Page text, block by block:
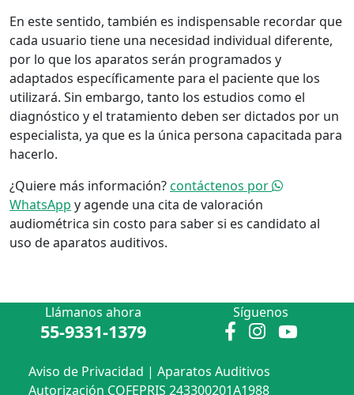
En este sentido, también es indispensable recordar que
cada usuario tiene una necesidad individual diferente,
por lo que los aparatos serán programados y
adaptados específicamente para el paciente que los
utilizará. Sin embargo, tanto los estudios como el
diagnóstico y el tratamiento deben ser dictados por un
especialista, ya que es la única persona capacitada para
hacerlo.
¿Quiere más información?contáctenos por
WhatsApp y agende una cita de valoración
audiométrica sin costo para saber si es candidato al
uso de aparatos auditivos.
Llámanos ahora
55-9331-1379
Síguenos
Aviso de Privacidad | Aparatos Auditivos
Autorización COFEPRIS 243300201A1988